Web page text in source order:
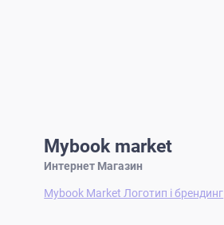
Mybook market
Интернет Магазин
Mybook Market Логотип і брендинг